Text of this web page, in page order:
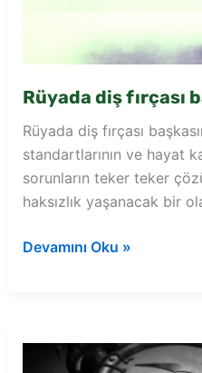
Rüyada diş fırçası
Rüyada diş fırçası
standartlarının ve hayat
sorunların teker teker
haksızlık yaşanacak bir
Rüyada
vermek
Devamını Oku »